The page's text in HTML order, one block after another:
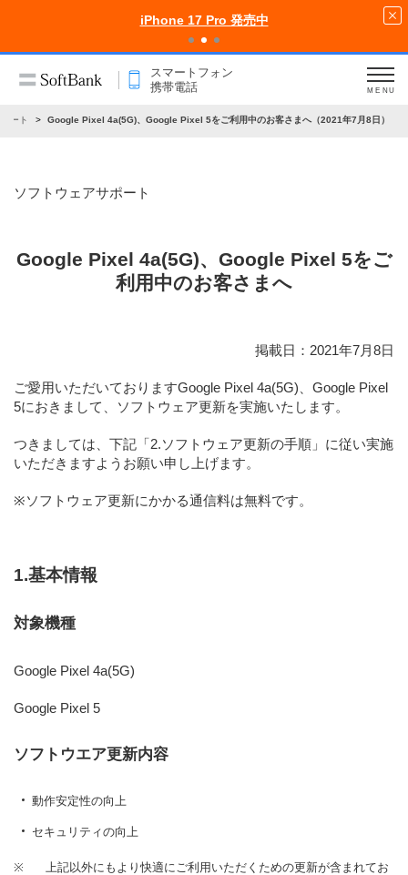
iPhone 17 Pro 発売中
スマートフォン
携帯電話
MENU
ート Google Pixel 4a(5G)、Google Pixel 5をご利用中のお客さまへ（2021年7月8日）
ソフトウェアサポート
Google Pixel 4a(5G)、Google Pixel 5をご
利用中のお客さまへ
掲載日：2021年7月8日
ご愛用いただいておりますGoogle Pixel 4a(5G)、Google Pixel
5におきまして、ソフトウェア更新を実施いたします。
つきましては、下記 「2.ソフトウェア更新の手順」 に従い実施
いただきますようお願い申し上げます。
※ソフトウェア更新にかかる通信料は無料です。
1.基本情報
対象機種
Google Pixel 4a(5G)
Google Pixel 5
ソフトウエア更新内容
動作安定性の向上
セキュリティの向上
※
上記以外にもより快適にご利用いただくための更新が含まれてお